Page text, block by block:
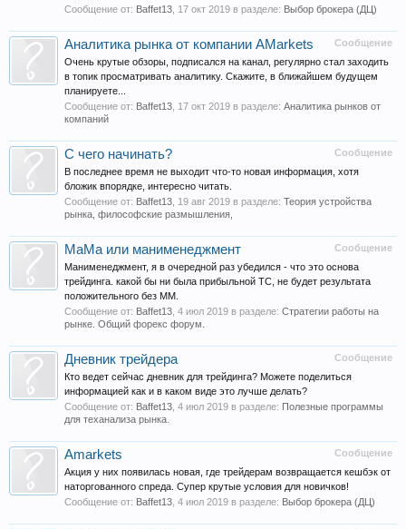
Сообщение от: Baffet13 17 окт 2019 в разделе: Выбор брокера (ДЦ)
Сообщение
Аналитика рынка от компании AMarkets
Очень крутые обзоры, подписался на канал, регулярно стал заходить
в топик просматривать аналитику. Скажите, в ближайшем будущем
планируете...
Сообщение от: Baffet13 17 окт 2019 в разделе: Аналитика рынков от
компаний
Сообщение
С чего начинать?
В последнее время не выходит что-то новая информация, хотя
бложик впорядке, интересно читать.
Сообщение от: Baffet13 19 авг 2019 в разделе: Теория устройства
рынка, философские размышления,
Сообщение
МаМа или манименеджмент
Манименеджмент, я в очередной раз убедился - что это основа
трейдинга. какой бы ни была прибыльной ТС, не будет результата
положительного без ММ.
Сообщение от: Baffet13 4 июл 2019 в разделе: Стратегии работы на
рынке. Общий форекс форум.
Сообщение
Дневник трейдера
Кто ведет сейчас дневник для трейдинга? Можете поделиться
информацией как и в каком виде это лучше делать?
Сообщение от: Baffet13 4 июл 2019 в разделе: Полезные программы
для теханализа рынка.
Сообщение
Amarkets
Акция у них появилась новая, где трейдерам возвращается кешбэк от
наторгованного спреда. Супер крутые условия для новичков!
Сообщение от: Baffet13 4 июл 2019 в разделе: Выбор брокера (ДЦ)